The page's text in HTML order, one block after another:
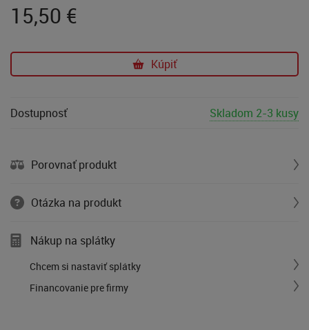
15,50 €
Kúpiť
Dostupnosť Skladom 2-3 kusy
Porovnať produkt
Otázka na produkt
Nákup na splátky
Chcem si nastaviť splátky
Financovanie pre firmy